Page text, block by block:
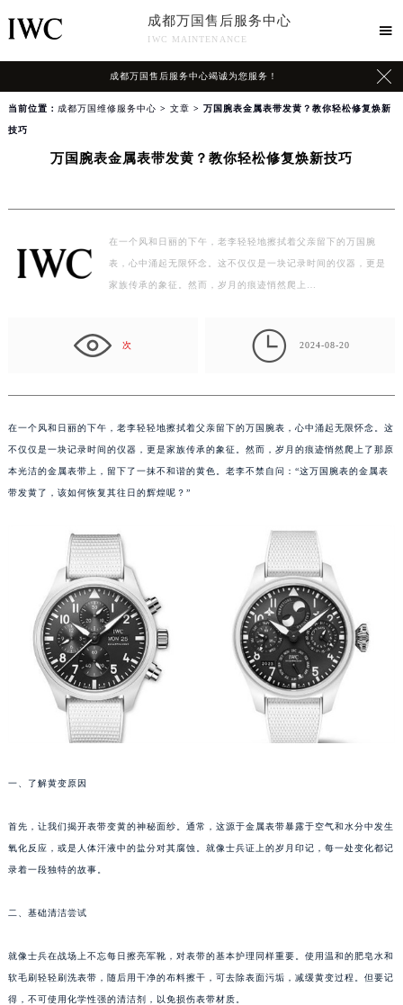
成都万国售后服务中心
IWC MAINTENANCE

成都万国售后服务中心竭诚为您服务！ 
当前位置： 成都万国维修服务中心 > 文章 > 万国腕表金属表带发黄？教你轻松修复焕新
技巧
万国腕表金属表带发黄？教你轻松修复焕新技巧
在一个风和日丽的下午，老李轻轻地擦拭着父亲留下的万国腕
表，心中涌起无限怀念。这不仅仅是一块记录时间的仪器，更是
家族传承的象征。然而，岁月的痕迹悄然爬上…
次  2024-08-20
在一个风和日丽的下午，老李轻轻地擦拭着父亲留下的万国腕表，心中涌起无限怀念。这
不仅仅是一块记录时间的仪器，更是家族传承的象征。然而，岁月的痕迹悄然爬上了那原
本光洁的金属表带上，留下了一抹不和谐的黄色。老李不禁自问：“这万国腕表的金属表
带发黄了，该如何恢复其往日的辉煌呢？”
一、了解黄变原因
首先，让我们揭开表带变黄的神秘面纱。通常，这源于金属表带暴露于空气和水分中发生
氧化反应，或是人体汗液中的盐分对其腐蚀。就像士兵证上的岁月印记，每一处变化都记
录着一段独特的故事。
二、基础清洁尝试
就像士兵在战场上不忘每日擦亮军靴，对表带的基本护理同样重要。使用温和的肥皂水和
软毛刷轻轻刷洗表带，随后用干净的布料擦干，可去除表面污垢，减缓黄变过程。但要记
得，不可使用化学性强的清洁剂，以免损伤表带材质。